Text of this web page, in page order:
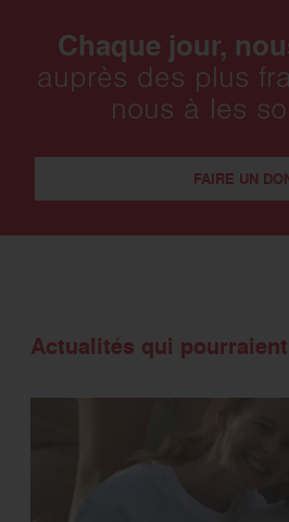
Chaque jour,
auprès des plus
nous à les
FAIRE UN
Actualités qui